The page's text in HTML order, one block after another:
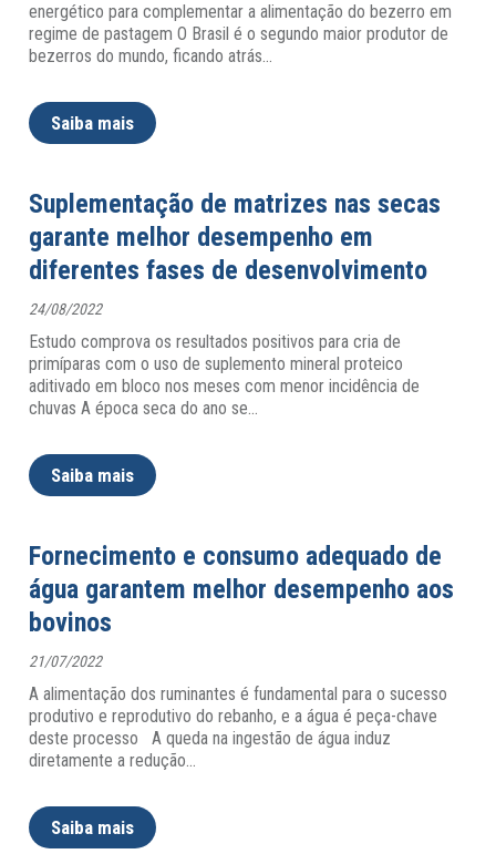
energético para complementar a alimentação do bezerro em
regime de pastagem O Brasil é o segundo maior produtor de
bezerros do mundo, ficando atrás…
Saiba mais
Suplementação de matrizes nas secas
garante melhor desempenho em
diferentes fases de desenvolvimento
24/08/2022
Estudo comprova os resultados positivos para cria de
primíparas com o uso de suplemento mineral proteico
aditivado em bloco nos meses com menor incidência de
chuvas A época seca do ano se…
Saiba mais
Fornecimento e consumo adequado de
água garantem melhor desempenho aos
bovinos
21/07/2022
A alimentação dos ruminantes é fundamental para o sucesso
produtivo e reprodutivo do rebanho, e a água é peça-chave
deste processo A queda na ingestão de água induz
diretamente a redução…
Saiba mais